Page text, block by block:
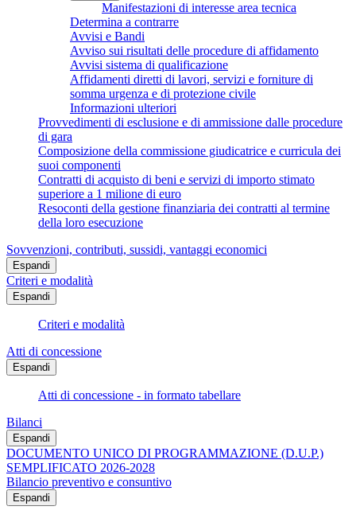
Manifestazioni di interesse area tecnica
Determina a contrarre
Avvisi e Bandi
Avviso sui risultati delle procedure di affidamento
Avvisi sistema di qualificazione
Affidamenti diretti di lavori, servizi e forniture di
somma urgenza e di protezione civile
Informazioni ulteriori
Provvedimenti di esclusione e di ammissione dalle procedure
di gara
Composizione della commissione giudicatrice e curricula dei
suoi componenti
Contratti di acquisto di beni e servizi di importo stimato
superiore a 1 milione di euro
Resoconti della gestione finanziaria dei contratti al termine
della loro esecuzione
Sovvenzioni, contributi, sussidi, vantaggi economici
Espandi
Criteri e modalità
Espandi
Criteri e modalità
Atti di concessione
Espandi
Atti di concessione - in formato tabellare
Bilanci
Espandi
DOCUMENTO UNICO DI PROGRAMMAZIONE (D.U.P.)
SEMPLIFICATO 2026-2028
Bilancio preventivo e consuntivo
Espandi